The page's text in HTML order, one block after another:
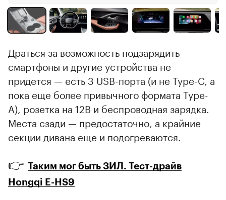
Драться за возможность подзарядить
смартфоны и другие устройства не
придется — есть 3 USB-порта (и не Type-C, а
пока еще более привычного формата Type-
A), розетка на 12В и беспроводная зарядка.
Места сзади — предостаточно, а крайние
секции дивана еще и подогреваются.
👉 Таким мог быть ЗИЛ. Тест-драйв
Hongqi E-HS9